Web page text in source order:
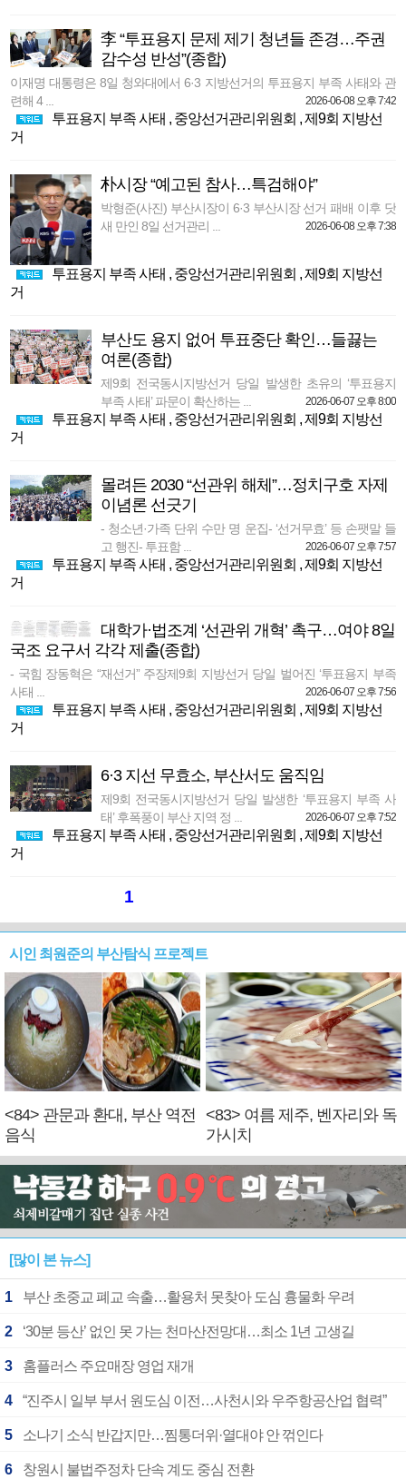
李 “투표용지 문제 제기 청년들 존경…주권
감수성 반성”(종합)
이재명 대통령은 8일 청와대에서 6·3 지방선거의 투표용지 부족 사태와 관
련해 4 ...
2026-06-08 오후 7:42
투표용지 부족 사태 , 중앙선거관리위원회 ,제9회 지방선
거
朴시장 “예고된 참사…특검해야”
박형준(사진) 부산시장이 6·3 부산시장 선거 패배 이후 닷
새 만인 8일 선거관리 ...
2026-06-08 오후 7:38
투표용지 부족 사태 , 중앙선거관리위원회 ,제9회 지방선
거
부산도 용지 없어 투표중단 확인…들끓는
여론(종합)
제9회 전국동시지방선거 당일 발생한 초유의 ‘투표용지
부족 사태’ 파문이 확산하는 ...
2026-06-07 오후 8:00
투표용지 부족 사태 , 중앙선거관리위원회 ,제9회 지방선
거
몰려든 2030 “선관위 해체”…정치구호 자제
이념론 선긋기
- 청소년·가족 단위 수만 명 운집- ‘선거무효’ 등 손팻말 들
고 행진- 투표함 ...
2026-06-07 오후 7:57
투표용지 부족 사태 , 중앙선거관리위원회 ,제9회 지방선
거
대학가·법조계 ‘선관위 개혁’ 촉구…여야 8일
국조 요구서 각각 제출(종합)
- 국힘 장동혁은 “재선거” 주장제9회 지방선거 당일 벌어진 ‘투표용지 부족
사태 ...
2026-06-07 오후 7:56
투표용지 부족 사태 , 중앙선거관리위원회 ,제9회 지방선
거
6·3 지선 무효소, 부산서도 움직임
제9회 전국동시지방선거 당일 발생한 ‘투표용지 부족 사
태’ 후폭풍이 부산 지역 정 ...
2026-06-07 오후 7:52
투표용지 부족 사태 , 중앙선거관리위원회 ,제9회 지방선
거
1
시인 최원준의 부산탐식 프로젝트
<84> 관문과 환대, 부산 역전
음식
<83> 여름 제주, 벤자리와 독
가시치
[많이 본 뉴스]
1 부산 초중교 폐교 속출…활용처 못찾아 도심 흉물화 우려
2 ‘30분 등산’ 없인 못 가는 천마산전망대…최소 1년 고생길
3 홈플러스 주요매장 영업 재개
4 “진주시 일부 부서 원도심 이전…사천시와 우주항공산업 협력”
5 소나기 소식 반갑지만…찜통더위·열대야 안 꺾인다
6 창원시 불법주정차 단속 계도 중심 전환